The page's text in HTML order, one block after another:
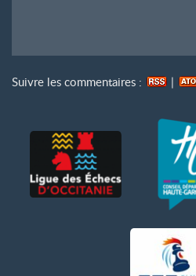
Suivre les commentaires : |